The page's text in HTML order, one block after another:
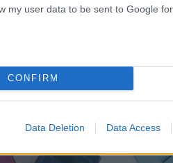
my user data to be sent to Google
CONFIRM
Data Deletion Data Access
και σε επιχειρηματικό επίπεδο.
τα 750.000 δολάρια μέσα
διάστημα μόλις ενός έτους.